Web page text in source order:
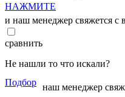
НАЖМИТЕ
и наш менеджер свяжется с
сравнить
Не нашли то что искали?
Подбор наш менеджер